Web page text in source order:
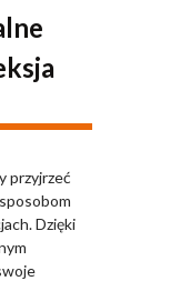
przyjrzeć
Dzięki